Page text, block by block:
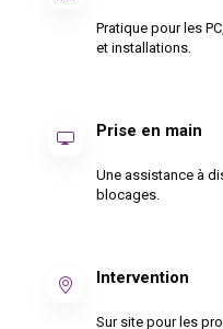
Pratique pour les
et installations.
Prise en main
Une assistance à
blocages.
Intervention
Sur site pour les